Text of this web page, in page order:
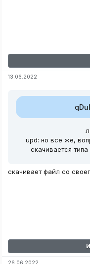
13.06.2022
upd: но все же,
скачивается
скачивает файл со
26.06.2022